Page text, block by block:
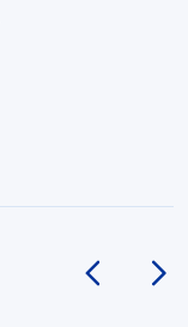
Poprzedni